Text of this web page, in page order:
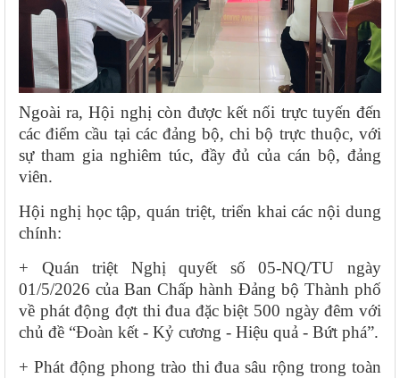
Ngoài ra, Hội nghị còn được kết nối trực tuyến đến
các điểm cầu tại các đảng bộ, chi bộ trực thuộc, với
sự tham gia nghiêm túc, đầy đủ của cán bộ, đảng
viên.
Hội nghị học tập, quán triệt, triển khai các nội dung
chính:
+ Quán triệt Nghị quyết số 05-NQ/TU ngày
01/5/2026 của Ban Chấp hành Đảng bộ Thành phố
về phát động đợt thi đua đặc biệt 500 ngày đêm với
chủ đề “Đoàn kết - Kỷ cương - Hiệu quả - Bứt phá”.
+ Phát động phong trào thi đua sâu rộng trong toàn